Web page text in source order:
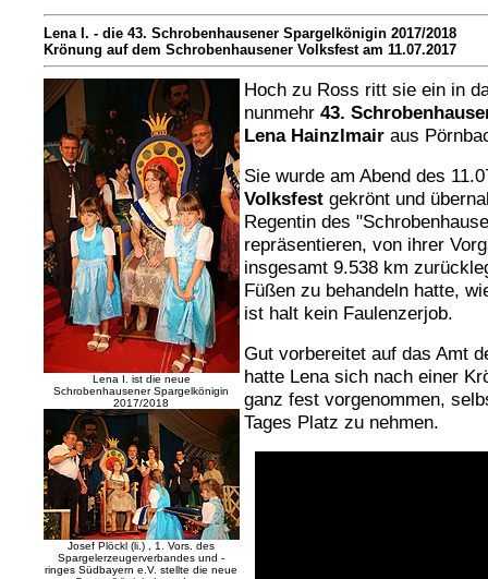
Lena I. - die 43. Schrobenhausener Spargelkönigin 2017/2018
Krönung auf dem Schrobenhausener Volksfest am 11.07.2017
Lena I. ist die neue
Schrobenhausener Spargelkönigin
2017/2018
Josef Plöckl (li.) , 1. Vors. des
Spargelerzeugerverbandes und -
ringes Südbayern e.V. stellte die neue
Hoch zu Ross ritt sie ein in
nunmehr 43.
Lena Hainzlmair aus
Sie wurde am Abend des
Volksfestgekrönt und
Regentin des
repräsentieren, von ihrer
insgesamt 9.538 km
Füßen zu behandeln hatte,
ist halt kein Faulenzerjob.
Gut vorbereitet auf das Amt
hatte Lena sich nach einer
ganz fest vorgenommen,
Tages Platz zu nehmen.